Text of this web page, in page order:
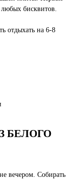
бисквитов.
отдыхать на 6-8
БЕЛОГО
вечером. Собирать